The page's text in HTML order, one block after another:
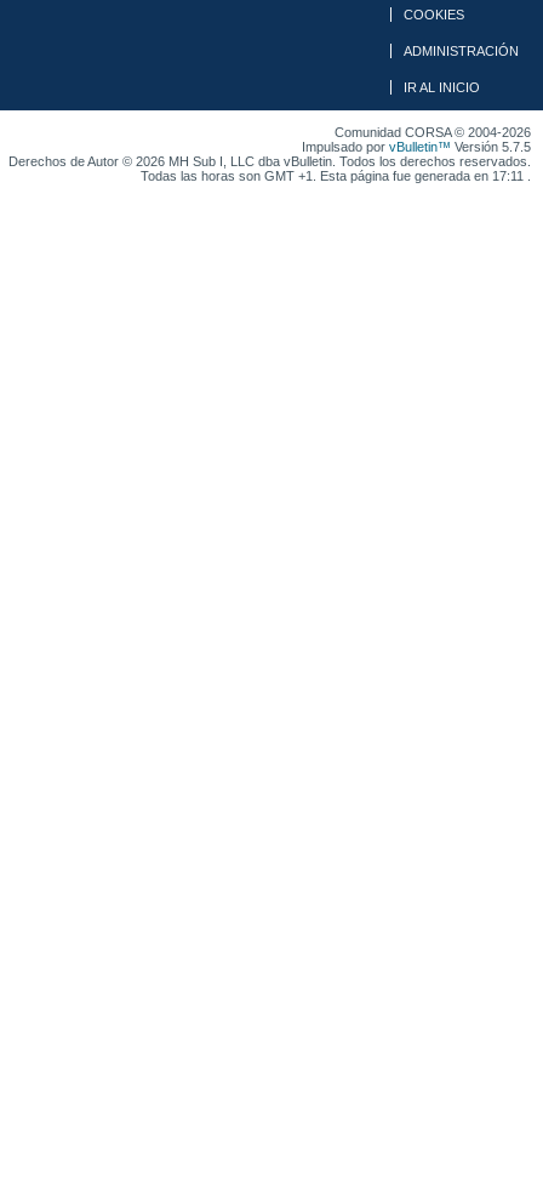
COOKIES
ADMINISTRACIÓN
IR AL INICIO
Comunidad CORSA © 2004-2026
Impulsado por vBulletin™ Versión 5.7.5
Derechos de Autor © 2026 MH Sub I, LLC dba vBulletin. Todos los derechos reservados.
Todas las horas son GMT +1. Esta página fue generada en 17:11 .